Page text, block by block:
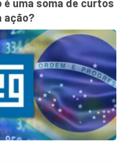
é uma soma de curtos
ação?